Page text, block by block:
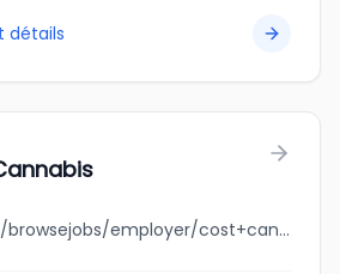
détails
jobbank.gc.ca/browsejobs/employer/cost+cannabis/ca